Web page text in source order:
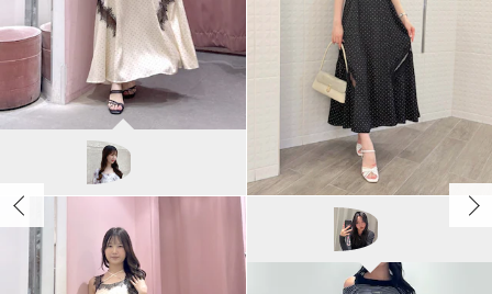
AYU/158cm
MERCURYDUO
NANA/155cm